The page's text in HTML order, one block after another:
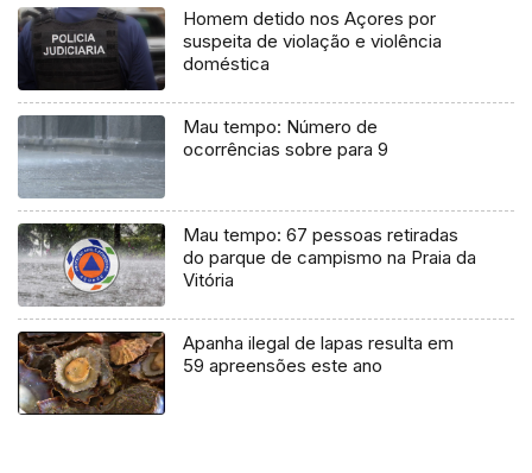
Homem detido nos Açores por
suspeita de violação e violência
doméstica
Mau tempo: Número de
ocorrências sobre para 9
Mau tempo: 67 pessoas retiradas
do parque de campismo na Praia da
Vitória
Apanha ilegal de lapas resulta em
59 apreensões este ano